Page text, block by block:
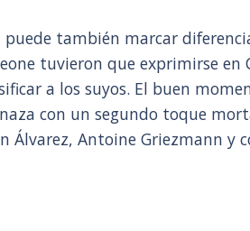
también marcar
tuvieron que exprimirse en
a los suyos. El buen
con un segundo toque
Álvarez, Antoine Griezmann y